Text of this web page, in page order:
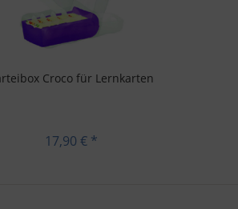
Croco für Lernkarten
17,90 € *